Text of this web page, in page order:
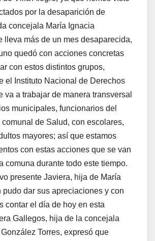
por la desaparición de
concejala María Ignacia
lleva más de un mes desaparecida,
quedó con acciones concretas
con estos distintos grupos,
el Instituto Nacional de Derechos
va a trabajar de manera transversal
municipales, funcionarios del
de Salud, con escolares,
mayores; así que estamos
con estas acciones que se van
comuna durante todo este tiempo.
presente Javiera, hija de María
pudo dar sus apreciaciones y con
contar el día de hoy en esta
Gallegos, hija de la concejala
Torres, expresó que